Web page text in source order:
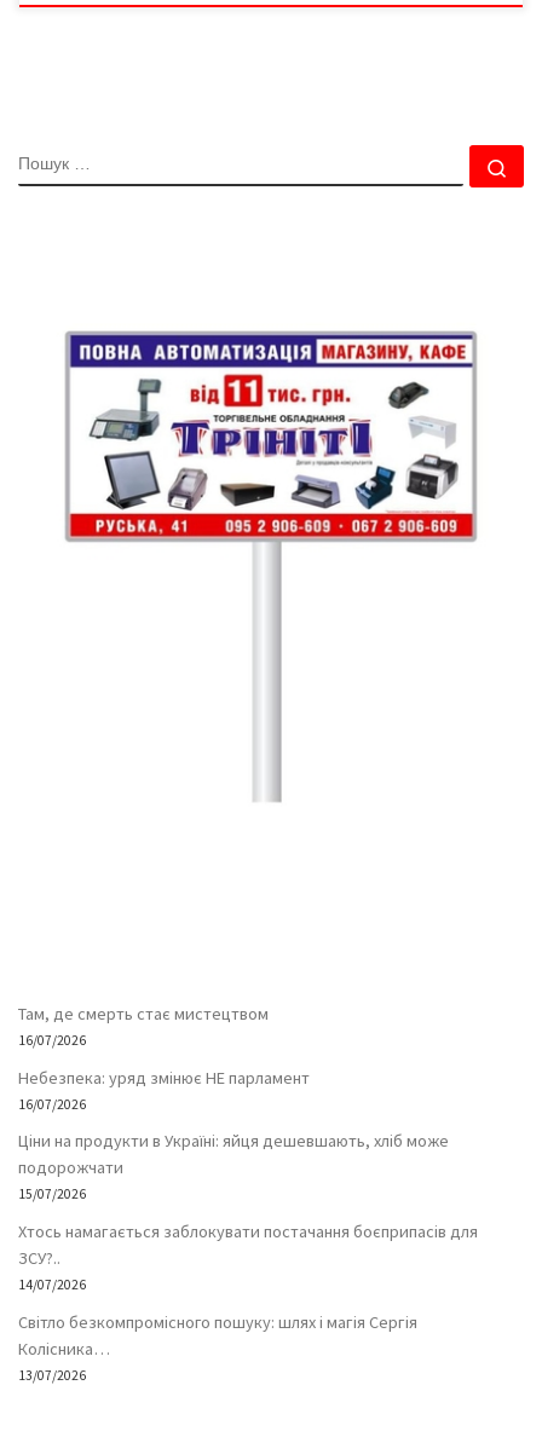
ПОШУК
Там, де смерть стає мистецтвом
16/07/2026
Небезпека: уряд змінює НЕ парламент
16/07/2026
Ціни на продукти в Україні: яйця дешевшають, хліб може
подорожчати
15/07/2026
Хтось намагається заблокувати постачання боєприпасів для
ЗСУ?..
14/07/2026
Світло безкомпромісного пошуку: шлях і магія Сергія
Колісника…
13/07/2026